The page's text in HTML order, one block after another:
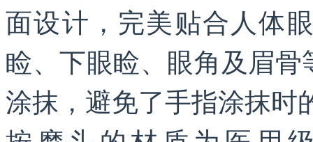
面设计，完美贴合人体
睑、下眼睑、眼角及眉
涂抹，避免了手指涂抹时